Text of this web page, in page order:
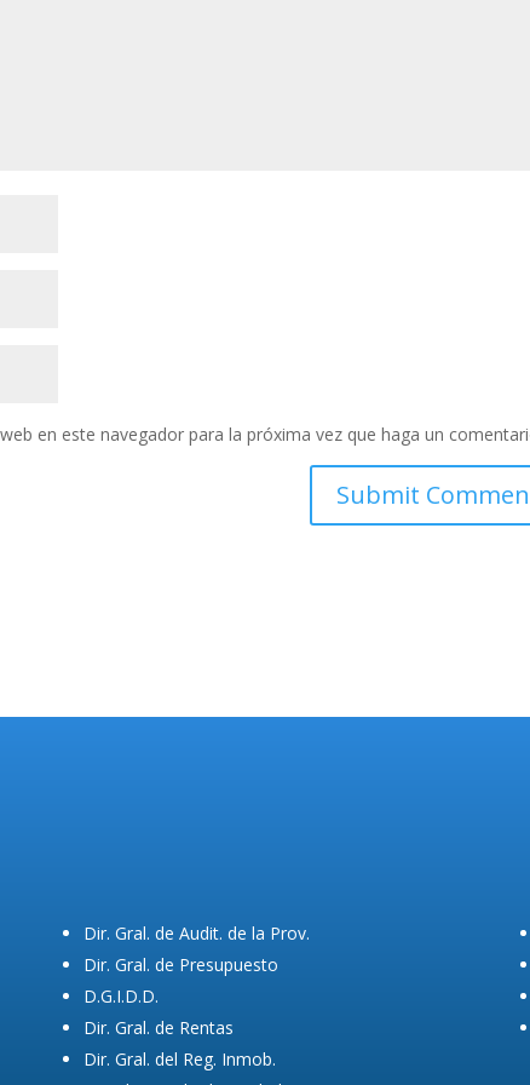
en este navegador para la próxima vez que haga un
Dir. Gral. de Audit. de la Prov.
Dir. Gral. de Presupuesto
D.G.I.D.D.
Dir. Gral. de Rentas
Dir. Gral. del Reg. Inmob.